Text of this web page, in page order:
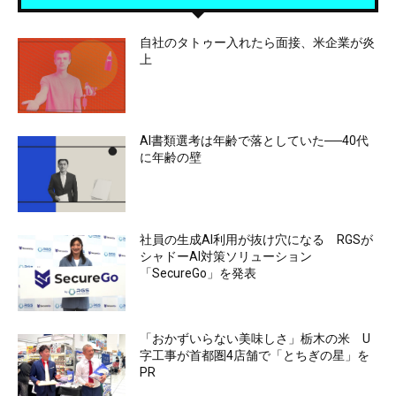
自社のタトゥー入れたら面接、米企業が炎
上
AI書類選考は年齢で落としていた──40代
に年齢の壁
社員の生成AI利用が抜け穴になる RGSが
シャドーAI対策ソリューション
「SecureGo」を発表
「おかずいらない美味しさ」栃木の米 U
字工事が首都圏4店舗で「とちぎの星」を
PR